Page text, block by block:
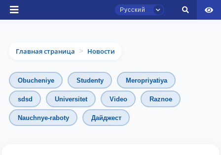
Русский
Главная страница > Новости
Obucheniye Studenty Meropriyatiya
sdsd Universitet Video Raznoe
Nauchnye-raboty Дайджест
Чат приёмной комиссии ТГЮУ
Онлайн